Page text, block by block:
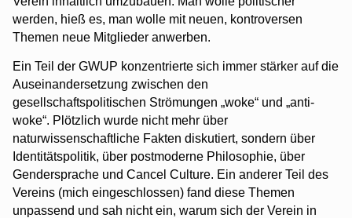
werden, hieß es, man wolle mit neuen, kontroversen
Themen neue Mitglieder anwerben.
Ein Teil der GWUP konzentrierte sich immer stärker auf die
Auseinandersetzung zwischen den
gesellschaftspolitischen Strömungen „woke“ und „anti-
woke“. Plötzlich wurde nicht mehr über
naturwissenschaftliche Fakten diskutiert, sondern über
Identitätspolitik, über postmoderne Philosophie, über
Gendersprache und Cancel Culture. Ein anderer Teil des
Vereins (mich eingeschlossen) fand diese Themen
unpassend und sah nicht ein, warum sich der Verein in